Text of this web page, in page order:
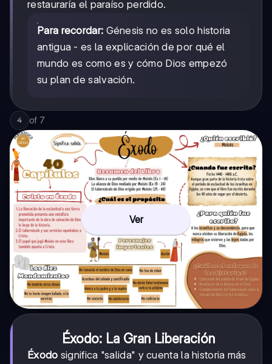
restauraría el paraíso perdido.
Para recordar: Génesis no es solo historia
antigua - es la explicación de por qué el
mundo es como es y cómo Dios empezó
su plan de salvación.
4 of 7
Ver
Éxodo: La Gran Liberación
Éxodo significa "salida" y cuenta la historia más